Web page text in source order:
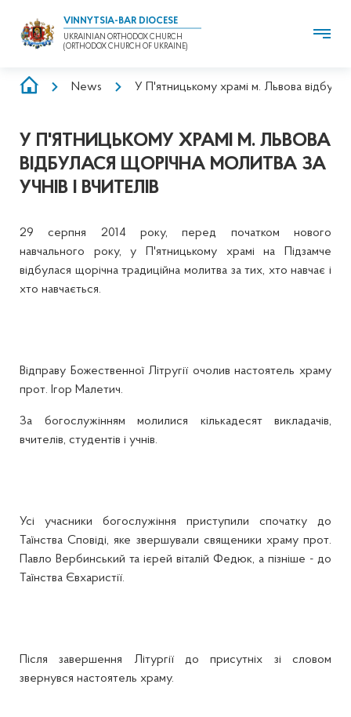
VINNYTSIA-BAR DIOCESE
UKRAINIAN ORTHODOX CHURCH
(ORTHODOX CHURCH OF UKRAINE)
BREADCRUMB
News У П'ятницькому храмі м. Львова
У П'ЯТНИЦЬКОМУ ХРАМІ М. ЛЬВОВА
ВІДБУЛАСЯ ЩОРІЧНА МОЛИТВА ЗА
УЧНІВ І ВЧИТЕЛІВ
29 серпня 2014 року, перед початком нового
навчального року, у П'ятницькому храмі на Підзамче
відбулася щорічна традиційна молитва за тих, хто навчає і
хто навчається.
Відправу Божественної Літругії очолив настоятель храму
прот. Ігор Малетич.
За богослужінням молилися кількадесят викладачів,
вчителів, студентів і учнів.
Усі учасники богослужіння приступили спочатку до
Таїнства Сповіді, яке звершували священики храму прот.
Павло Вербинський та ієрей віталій Федюк, а пізніше - до
Таїнства Євхаристії.
Після завершення Літургії до присутніх зі словом
звернувся настоятель храму.